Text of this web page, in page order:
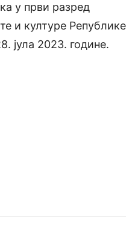
у први разред
и културе Републике
јула 2023. године.